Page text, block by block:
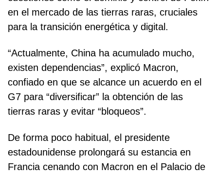
en el mercado de las tierras raras, cruciales
para la transición energética y digital.
“Actualmente, China ha acumulado mucho,
existen dependencias”, explicó Macron,
confiado en que se alcance un acuerdo en el
G7 para “diversificar” la obtención de las
tierras raras y evitar “bloqueos”.
De forma poco habitual, el presidente
estadounidense prolongará su estancia en
Francia cenando con Macron en el Palacio de